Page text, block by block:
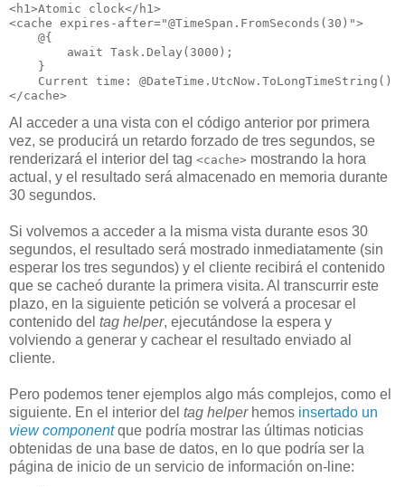
<h1>Atomic clock</h1>
<cache expires-after="@TimeSpan.FromSeconds(30)">
    @{
        await Task.Delay(3000);
    }
    Current time: @DateTime.UtcNow.ToLongTimeString()
Al acceder a una vista con el código anterior por primera
vez, se producirá un retardo forzado de tres segundos, se
renderizará el interior del tag <cache> mostrando la hora
actual, y el resultado será almacenado en memoria durante
30 segundos.
Si volvemos a acceder a la misma vista durante esos 30
segundos, el resultado será mostrado inmediatamente (sin
esperar los tres segundos) y el cliente recibirá el contenido
que se cacheó durante la primera visita. Al transcurrir este
plazo, en la siguiente petición se volverá a procesar el
contenido del tag helper, ejecutándose la espera y
volviendo a generar y cachear el resultado enviado al
cliente.
Pero podemos tener ejemplos algo más complejos, como el
siguiente. En el interior del tag helperhemos insertado un
view componentque podría mostrar las últimas noticias
obtenidas de una base de datos, en lo que podría ser la
página de inicio de un servicio de información on-line: